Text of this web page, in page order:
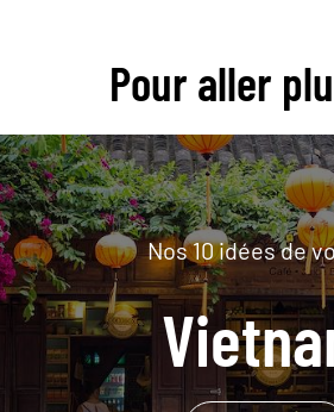
Pour aller
Nos 10 idées de